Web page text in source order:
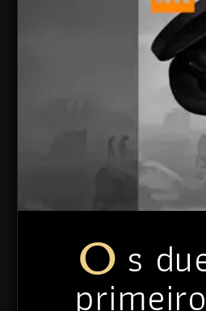
Os duelos estão esquentando no d2evo! O